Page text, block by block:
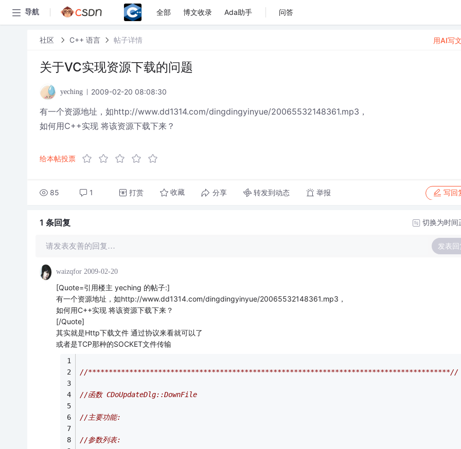
导航 全部 博文收录 Ada助手 问答
社区 C++ 语言 帖子详情
关于VC实现资源下载的问题
yeching 2009-02-20 08:08:30
有一个资源地址，如http://www.dd1314.com/dingdingyinyue/20065532148361.mp3，
如何用C++实现 将该资源下载下来？
给本帖投票
85 1 打赏 收藏 分享 转发到动态 举报 写回
用AI写
1 条回复 切换为时间
请发表友善的回复… 发表回
waizqfor 2009-02-20
[Quote=引用楼主 yeching 的帖子:]
有一个资源地址，如http://www.dd1314.com/dingdingyinyue/20065532148361.mp3，
如何用C++实现 将该资源下载下来？
[/Quote]
其实就是Http下载文件 通过协议来看就可以了
或者是TCP那种的SOCKET文件传输
//****************************************************************************************//
//函数 CDoUpdateDlg::DownFile
//主要功能:
//参数列表: